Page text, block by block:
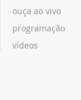
ouça ao vivo
programação
vídeos